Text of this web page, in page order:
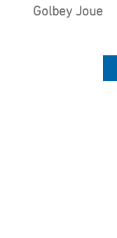
Golbey Joue